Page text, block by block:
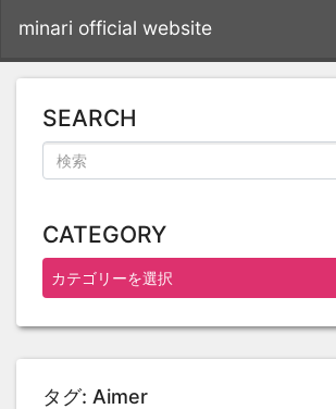
minari official website
タグ: Aimer
SEARCH
CATEGORY